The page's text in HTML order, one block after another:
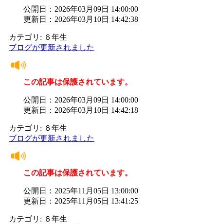
公開日：2026年03月09日 14:00:00
更新日：2026年03月10日 14:42:38
カテゴリ: ６年生
ブログが更新されました
この記事は保護されています。
公開日：2026年03月09日 14:00:00
更新日：2026年03月10日 14:42:18
カテゴリ: ６年生
ブログが更新されました
この記事は保護されています。
公開日：2025年11月05日 13:00:00
更新日：2025年11月05日 13:41:25
カテゴリ: ６年生